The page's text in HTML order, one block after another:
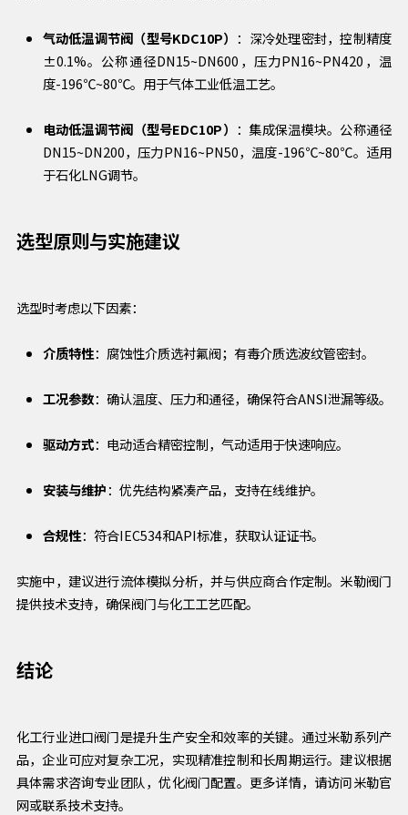
气动低温调节阀（型号KDC10P） ：深冷处理密封，控制精度
±0.1%。公称通径DN15~DN600，压力PN16~PN420，温
度-196℃~80℃。用于气体工业低温工艺。
电动低温调节阀（型号EDC10P） ：集成保温模块。公称通径
DN15~DN200，压力PN16~PN50，温度-196℃~80℃。适用
于石化LNG调节。
选型原则与实施建议
选型时考虑以下因素：
介质特性：腐蚀性介质选衬氟阀；有毒介质选波纹管密封。
工况参数：确认温度、压力和通径，确保符合ANSI泄漏等级。
驱动方式：电动适合精密控制，气动适用于快速响应。
安装与维护：优先结构紧凑产品，支持在线维护。
合规性：符合IEC534和API标准，获取认证证书。
实施中，建议进行流体模拟分析，并与供应商合作定制。米勒阀门
提供技术支持，确保阀门与化工工艺匹配。
结论
化工行业进口阀门是提升生产安全和效率的关键。通过米勒系列产
品，企业可应对复杂工况，实现精准控制和长周期运行。建议根据
具体需求咨询专业团队，优化阀门配置。更多详情，请访问米勒官
网或联系技术支持。